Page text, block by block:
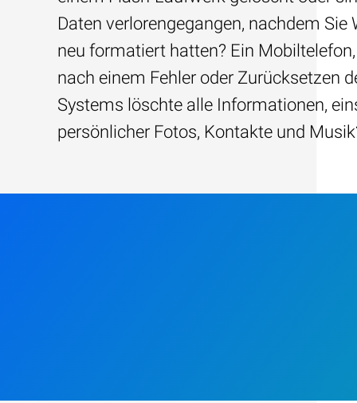
Daten verlorengegangen, nachdem Sie
neu formatiert hatten? Ein
nach einem Fehler oder Zurücksetzen
Systems löschte alle Informationen,
persönlicher Fotos, Kontakte und